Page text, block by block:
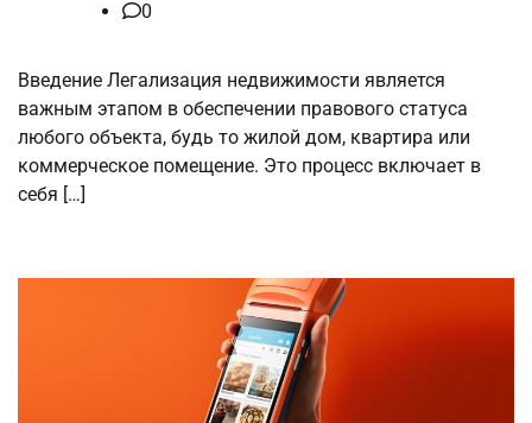
0
Введение Легализация недвижимости является
важным этапом в обеспечении правового статуса
любого объекта, будь то жилой дом, квартира или
коммерческое помещение. Это процесс включает в
себя […]